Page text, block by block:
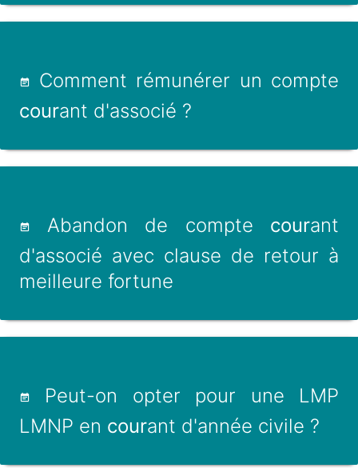
Comment rémunérer un compte
courant d'associé ?
Abandon de compte courant
d'associé avec clause de retour à
meilleure fortune
Peut-on opter pour une LMP
LMNP en courant d'année civile ?